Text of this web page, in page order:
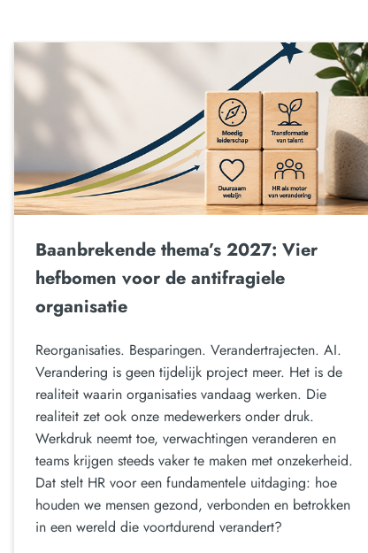
Baanbrekende thema’s 2027: Vier
hefbomen voor de antifragiele
organisatie
Reorganisaties. Besparingen. Verandertrajecten. AI.
Verandering is geen tijdelijk project meer. Het is de
realiteit waarin organisaties vandaag werken. Die
realiteit zet ook onze medewerkers onder druk.
Werkdruk neemt toe, verwachtingen veranderen en
teams krijgen steeds vaker te maken met onzekerheid.
Dat stelt HR voor een fundamentele uitdaging: hoe
houden we mensen gezond, verbonden en betrokken
in een wereld die voortdurend verandert?